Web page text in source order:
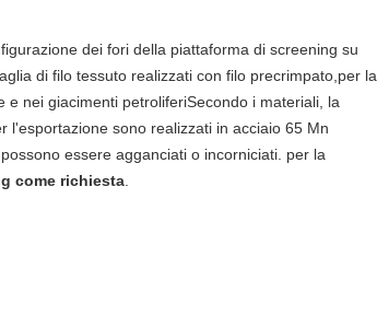
dei fori della piattaforma di screening su
di filo tessuto realizzati con filo precrimpato,per la
nei giacimenti petroliferiSecondo i materiali, la
l'esportazione sono realizzati in acciaio 65 Mn
essere agganciati o incorniciati. per la
come richiesta